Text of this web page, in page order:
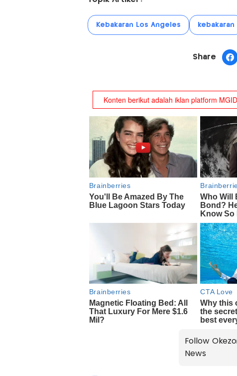
Kebakaran Los Angeles kebakaran
Share
Follow
News